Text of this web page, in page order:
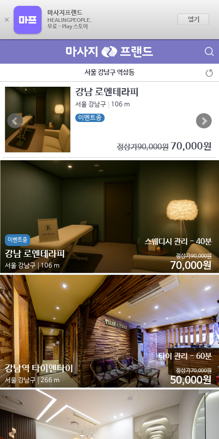
서울 강남구 역삼동
강남 로엔테라피
서울 강남구
106 m
이벤트중
정상가90,000원 70,000원
강남 로엔테라피
서울 강남구 106 m
이벤트중 스웨디시 관리 - 40분
정상가90,000원
70,000원
강남역 타이앤타이
서울 강남구 266 m
타이 관리 - 60분
정상가70,000원
50,000원
×
마사지프랜드
HEALINGPEOPLE.
무료 - Play 스토어
열기